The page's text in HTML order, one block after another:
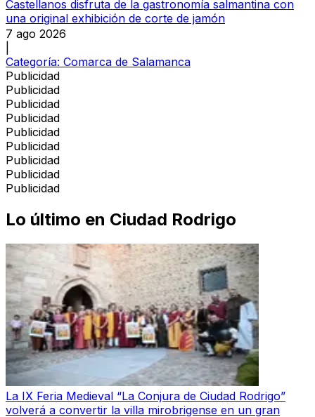
Castellanos disfruta de la gastronomía salmantina con
una original exhibición de corte de jamón
7 ago 2026
Categoría: Comarca de Salamanca
Publicidad
Publicidad
Publicidad
Publicidad
Publicidad
Publicidad
Publicidad
Publicidad
Publicidad
Lo último en Ciudad Rodrigo
La IX Feria Medieval “La Conjura de Ciudad Rodrigo”
volverá a convertir la villa mirobrigense en un gran